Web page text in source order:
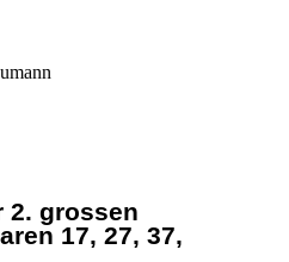
2. grossen
17, 27, 37,